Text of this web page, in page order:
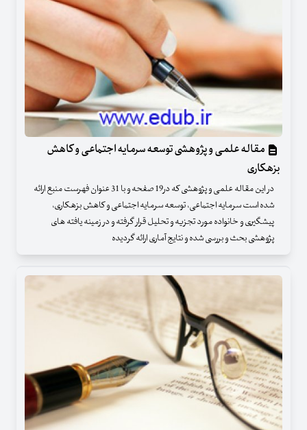
مقاله علمی و پژوهشی توسعه سرمایه اجتماعی و کاهش
بزهکاری
در این مقاله علمی و پژوهشی که در19 صفحه و با 31 عنوان فهرست منبع ارائه
شده است سرمایه اجتماعی، توسعه سرمایه اجتماعی و کاهش بزهکاری،
پیشگیری و خانواده مورد تجزیه و تحلیل قرار گرفته و در زمینه یافته های
پژوهشی بحث و بررسی شده و نتایج آماری ارائه گردیده